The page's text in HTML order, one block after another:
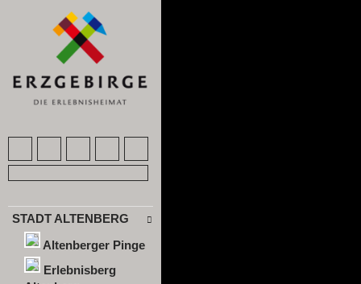
STADT ALTENBERG
Altenberger Pinge
Erlebnisberg